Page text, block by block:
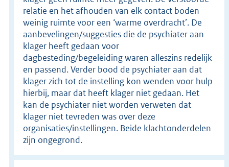
relatie en het afhouden van elk contact boden
weinig ruimte voor een ‘warme overdracht’. De
aanbevelingen/suggesties die de psychiater aan
klager heeft gedaan voor
dagbesteding/begeleiding waren alleszins redelijk
en passend. Verder bood de psychiater aan dat
klager zich tot de instelling kon wenden voor hulp
hierbij, maar dat heeft klager niet gedaan. Het
kan de psychiater niet worden verweten dat
klager niet tevreden was over deze
organisaties/instellingen. Beide klachtonderdelen
zijn ongegrond.